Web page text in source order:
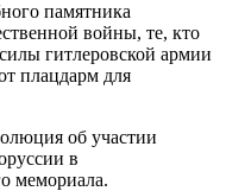
памятника
войны, те, кто
гитлеровской армии
плацдарм для
об участии
в
мемориала.